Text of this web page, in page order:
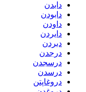
دابدن
دابودن
داودن
دایردن
دبردن
درجدن
درسجدن
درسدن
دروغاپتن